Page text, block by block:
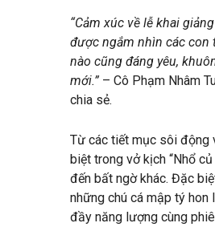
“Cảm xúc về lễ khai
được ngắm nhìn các con
nào cũng đáng yêu,
mới.” – Cô Phạm Nhâm
chia sẻ.
Từ các tiết mục sôi động
biệt trong vở kịch “Nhổ
đến bất ngờ khác. Đặc
những chú cá mập tý hon
đầy năng lượng cùng